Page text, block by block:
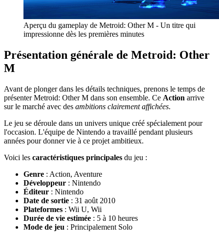
Aperçu du gameplay de Metroid: Other M - Un titre qui
impressionne dès les premières minutes
Présentation générale de Metroid: Other
M
Avant de plonger dans les détails techniques, prenons le temps de
présenter Metroid: Other M dans son ensemble. Ce Action arrive
sur le marché avec des ambitions clairement affichées.
Le jeu se déroule dans un univers unique créé spécialement pour
l'occasion. L'équipe de Nintendo a travaillé pendant plusieurs
années pour donner vie à ce projet ambitieux.
Voici les caractéristiques principales du jeu :
Genre : Action, Aventure
Développeur : Nintendo
Éditeur : Nintendo
Date de sortie : 31 août 2010
Plateformes : Wii U, Wii
Durée de vie estimée : 5 à 10 heures
Mode de jeu : Principalement Solo